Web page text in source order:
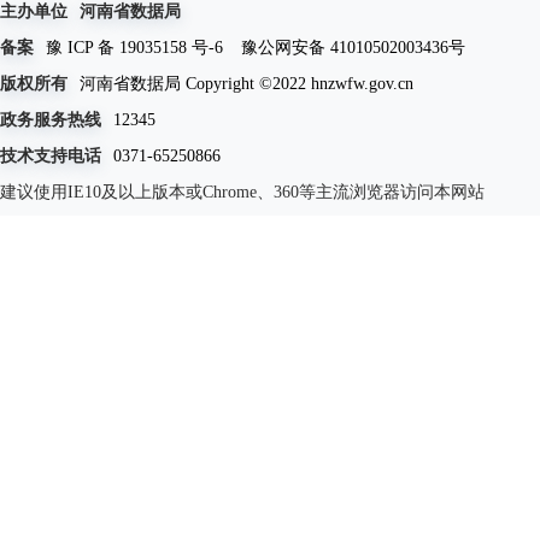
主办单位
河南省数据局
备案
豫 ICP 备 19035158 号-6
豫公网安备 41010502003436号
版权所有
河南省数据局 Copyright ©2022 hnzwfw.gov.cn
政务服务热线
12345
技术支持电话
0371-65250866
建议使用IE10及以上版本或Chrome、360等主流浏览器访问本网站